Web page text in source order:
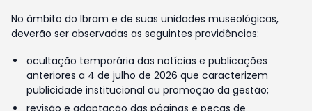
No âmbito do Ibram e de suas unidades museológicas,
deverão ser observadas as seguintes providências:
ocultação temporária das notícias e publicações
anteriores a 4 de julho de 2026 que caracterizem
publicidade institucional ou promoção da gestão;